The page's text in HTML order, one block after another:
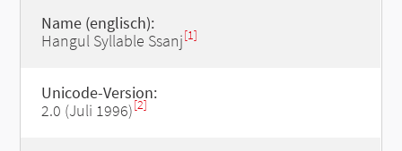
Name (englisch):
Hangul Syllable Ssanj[1]
Unicode-Version:
2.0 (Juli 1996)[2]